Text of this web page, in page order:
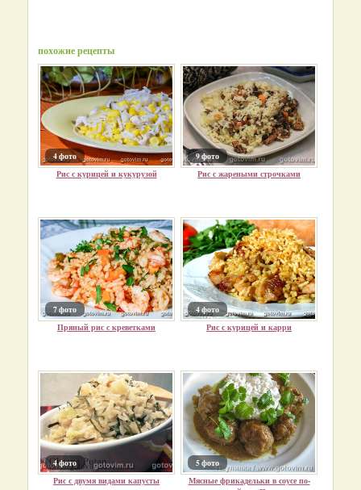
похожие рецепты
4 фото
Рис с курицей и кукурузой
9 фото
Рис с жареными строчками
7 фото
Пряный рис с креветками
4 фото
Рис с курицей и карри
4 фото
Рис с двумя видами капусты
5 фото
Мясные фрикадельки в соусе по-